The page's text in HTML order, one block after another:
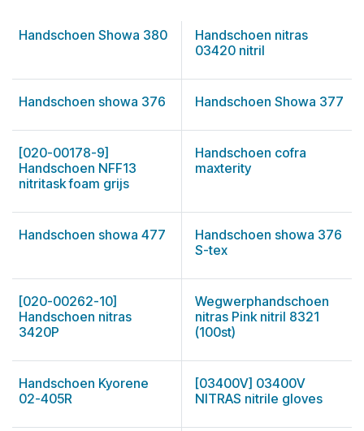
Handschoen Showa 380
Handschoen nitras
03420 nitril
Handschoen showa 376 Handschoen Showa 377
[020-00178-9]
Handschoen NFF13
nitritask foam grijs
Handschoen cofra
maxterity
Handschoen showa 477
Handschoen showa 376
S-tex
[020-00262-10]
Handschoen nitras
3420P
Wegwerphandschoen
nitras Pink nitril 8321
(100st)
Handschoen Kyorene
02-405R
[03400V] 03400V
NITRAS nitrile gloves